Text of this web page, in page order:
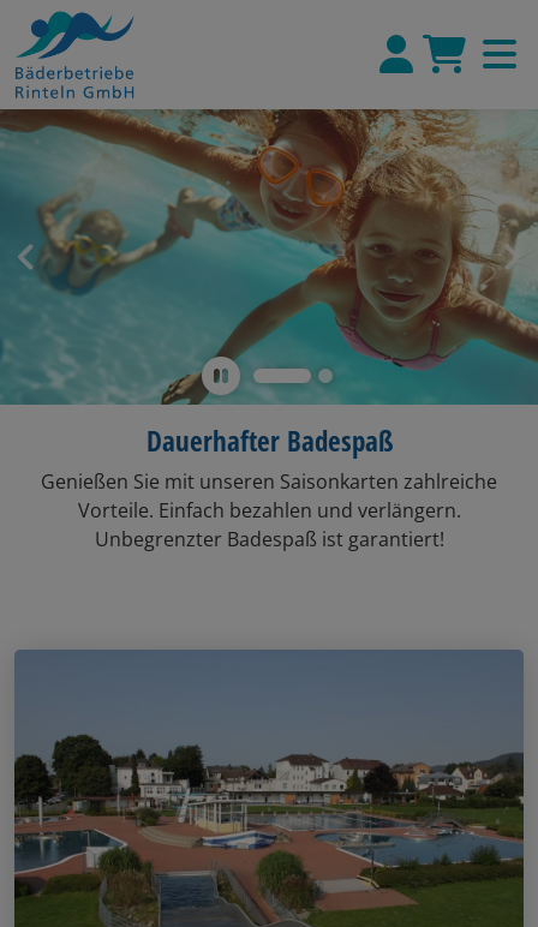
Go to previous slide
Dauerhafter Badespaß
Genießen Sie mit unseren Saisonkarten zahlreiche
Vorteile. Einfach bezahlen und verlängern.
Unbegrenzter Badespaß ist garantiert!